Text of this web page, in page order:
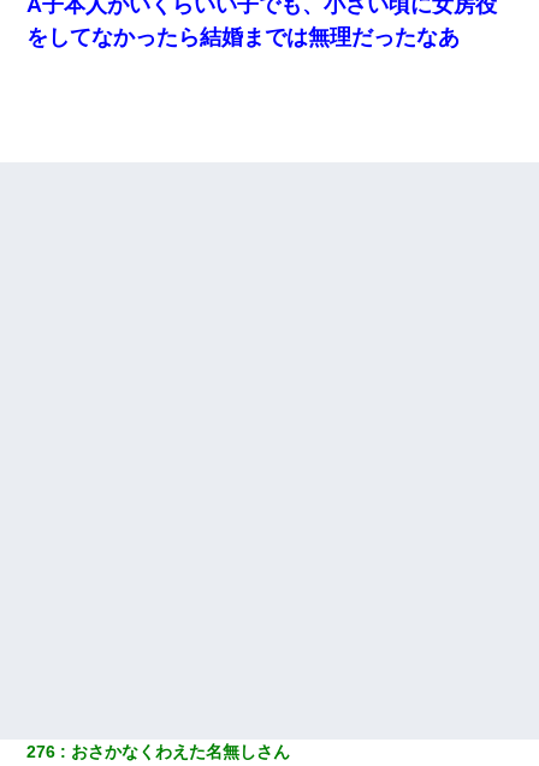
をしてなかったら結婚までは無理だったなあ
276 おさかなくわえた名無しさん